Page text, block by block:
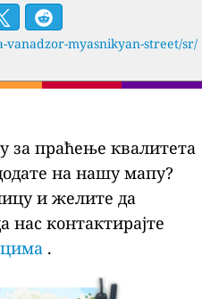
myasnikyan-street/sr/
за праћење квалитета
на нашу мапу?
и желите да
нас контактирајте
.